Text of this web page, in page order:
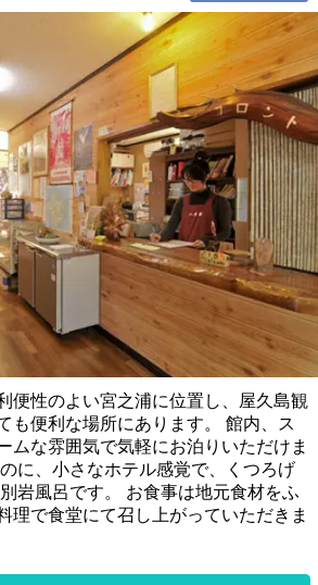
便性のよい宮之浦に位置し、屋久島観
も便利な場所にあります。 館内、ス
ムな雰囲気で気軽にお泊りいただけま
に、小さなホテル感覚で、くつろげ
岩風呂です。 お食事は地元食材をふ
理で食堂にて召し上がっていただきま